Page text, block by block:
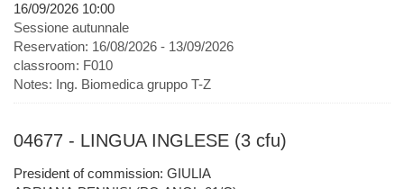
16/09/2026 10:00
Sessione autunnale
Reservation: 16/08/2026 - 13/09/2026
classroom: F010
Notes: Ing. Biomedica gruppo T-Z
04677 - LINGUA INGLESE (3 cfu)
President of commission: GIULIA